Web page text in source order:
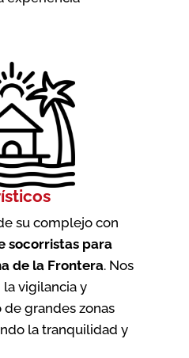
su complejo con
socorristas para
de la Frontera. Nos
vigilancia y
grandes zonas
la tranquilidad y